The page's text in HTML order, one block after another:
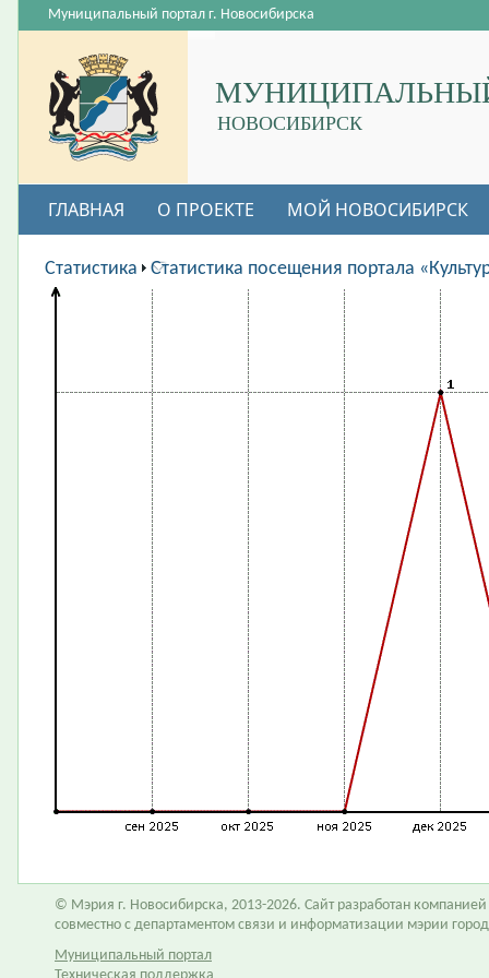
НОВОСИБИРСК
Муниципальный портал г. Новосибирска
ГЛАВНАЯ О ПРОЕКТЕ МОЙ НОВОСИБИРСК
ВАКАНСИИ
Статистика Статистика посещения портала
© Мэрия г. Новосибирска, 2013-2026. Сайт разработан компанией
совместно с департаментом связи и информатизации мэрии
Муниципальный портал